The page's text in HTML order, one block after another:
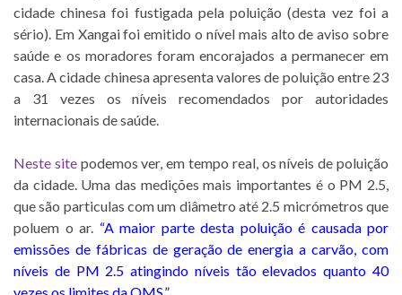
cidade chinesa foi fustigada pela poluição (desta vez foi a
sério). Em Xangai foi emitido o nível mais alto de aviso sobre
saúde e os moradores foram encorajados a permanecer em
casa. A cidade chinesa apresenta valores de poluição entre 23
a 31 vezes os níveis recomendados por autoridades
internacionais de saúde.
Neste sitepodemos ver, em tempo real, os níveis de poluição
da cidade. Uma das medições mais importantes é o PM 2.5,
que são particulas com um diâmetro até 2.5 micrómetros que
poluem o ar. “A maior parte desta poluição é causada por
emissões de fábricas de geração de energia a carvão, com
níveis de PM 2.5 atingindo níveis tão elevados quanto 40
vezes os limites da OMS.”